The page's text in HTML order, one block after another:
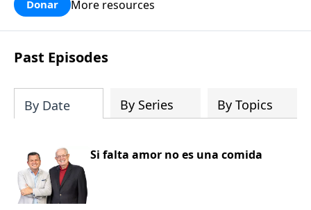
Donar More resources
Past Episodes
By Date By Series By Topics
Si falta amor no es una comida